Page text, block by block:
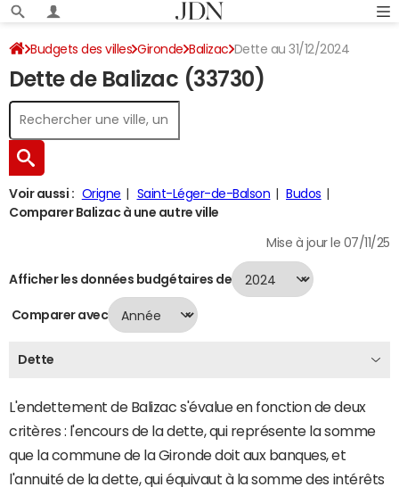
Budgets des villes Gironde Balizac Dette au 31/12/2024
Dette de Balizac (33730)
Voir aussi : Origne Saint-Léger-de-Balson
Budos
Comparer Balizac à une autre ville
Mise à jour le 07/11/25
Afficher les données budgétaires de
Comparer avec
Dette
L'endettement de Balizac s'évalue en fonction de deux
critères : l'encours de la dette, qui représente la somme
que la commune de la Gironde doit aux banques, et
l'annuité de la dette, qui équivaut à la somme des intérêts